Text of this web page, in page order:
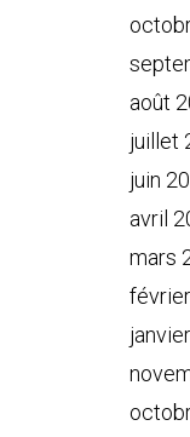
août
juillet
juin
avril
mars